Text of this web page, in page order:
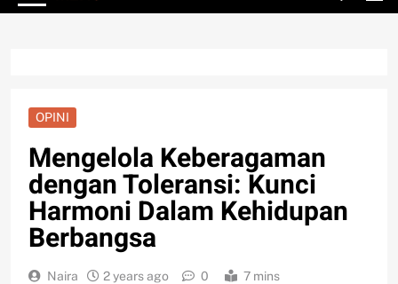
OPINI
Mengelola Keberagaman
dengan Toleransi: Kunci
Harmoni Dalam Kehidupan
Berbangsa
Naira 2 years ago 0 7 mins